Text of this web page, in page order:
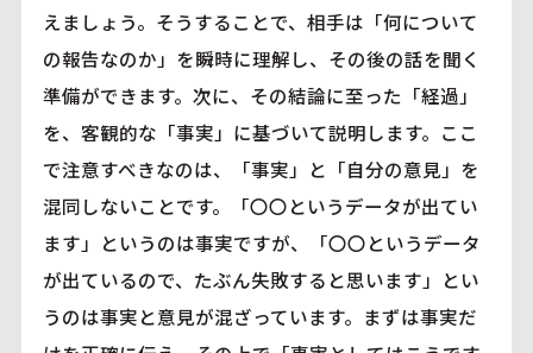
えましょう。そうすることで、相手は「何について
の報告なのか」を瞬時に理解し、その後の話を聞く
準備ができます。次に、その結論に至った「経過」
を、客観的な「事実」に基づいて説明します。ここ
で注意すべきなのは、「事実」と「自分の意見」を
混同しないことです。「〇〇というデータが出てい
ます」というのは事実ですが、「〇〇というデータ
が出ているので、たぶん失敗すると思います」とい
うのは事実と意見が混ざっています。まずは事実だ